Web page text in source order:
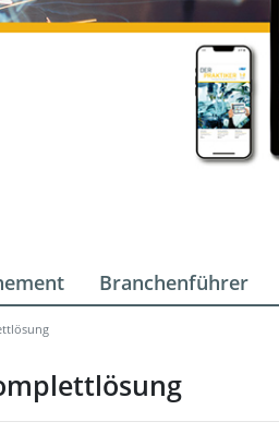
Branchenführer